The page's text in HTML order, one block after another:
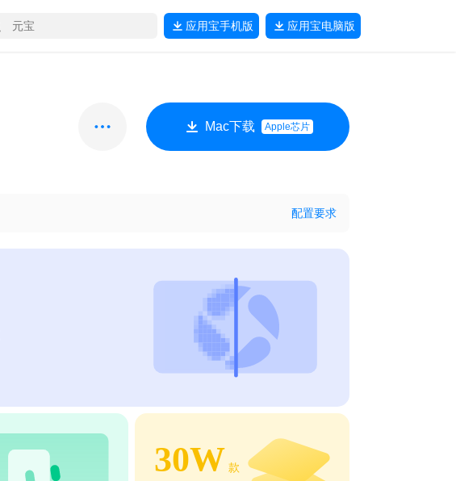
应用宝手机版 应用宝电脑版
Mac下载 Apple芯片
配置要求
30W 款